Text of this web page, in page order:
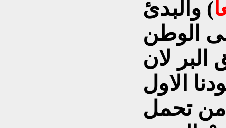
) والبدئ
الوطن
لان
الاول
من تحمل